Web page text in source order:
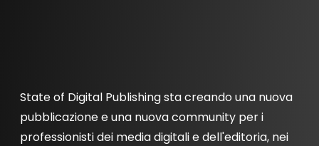
State of Digital Publishing sta creando una nuova
pubblicazione e una nuova community per i
professionisti dei media digitali e dell'editoria, nei